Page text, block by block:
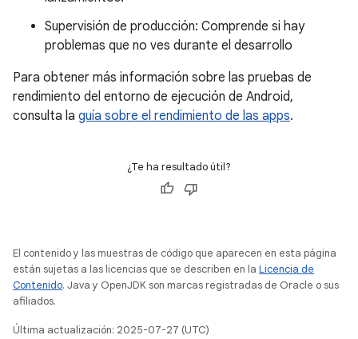
Supervisión de producción: Comprende si hay
problemas que no ves durante el desarrollo
Para obtener más información sobre las pruebas de
rendimiento del entorno de ejecución de Android,
consulta la guía sobre el rendimiento de las apps.
¿Te ha resultado útil?
El contenido y las muestras de código que aparecen en esta página
están sujetas a las licencias que se describen en la Licencia de
Contenido. Java y OpenJDK son marcas registradas de Oracle o sus
afiliados.
Última actualización: 2025-07-27 (UTC)